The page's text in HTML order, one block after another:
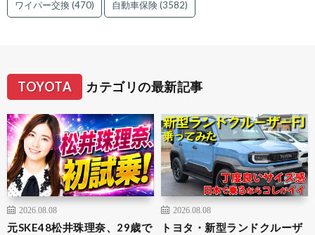
ワイパー交換(470) 自動車保険(3582)
TOYOTA カテゴリの最新記事
2026.08.08
元SKE48松井珠理奈、29歳で
2026.08.08
トヨタ・新型ランドクルーザ